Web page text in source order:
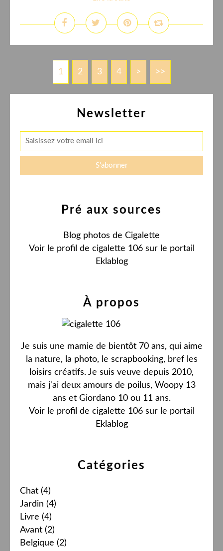
1 2 3 4 > >>
Newsletter
Catégories
Chat (4)
Jardin (4)
Livre (4)
Avant (2)
Belgique (2)
Pré aux sources
Blog photos de Cigalette
Voir le profil de cigalette 106sur le portail
Eklablog
À propos
Je suis une mamie de bientôt 70 ans, qui aime
la nature, la photo, le scrapbooking, bref les
loisirs créatifs. Je suis veuve depuis 2010,
mais j'ai deux amours de poilus, Woopy 13
ans et Giordano 10 ou 11 ans.
Voir le profil de cigalette 106sur le portail
Eklablog